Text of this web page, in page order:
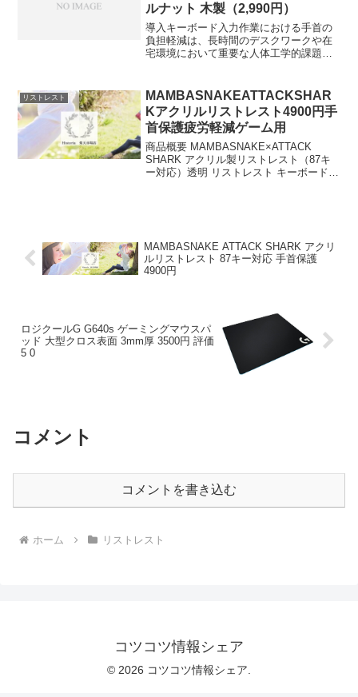
ルナット 木製（2,990円）
導入キーボード入力作業における手首の
負担軽減は、長時間のデスクワークや在
宅環境において重要な人体工学的課題で
製 キーボード用 クッション 手首 在宅
ワ...
リストレスト
MAMBASNAKEATTACKSHAR
Kアクリルリストレスト4900円手
首保護疲労軽減ゲーム用
商品概要 MAMBASNAKE×ATTACK
SHARK アクリル製リストレスト（87キ
ー対応）透明 リストレスト キーボードレ
MAMBASNAKE ATTACK SHARK アクリ
ルリストレスト 87キー対応 手首保護
4900円
ロジクールG G640s ゲーミングマウスパ
ッド 大型クロス表面 3mm厚 3500円 評価
5 0
コメント
コメントを書き込む
ホーム リストレスト
コツコツ情報シェア
© 2026 コツコツ情報シェア.